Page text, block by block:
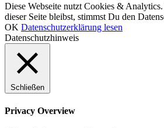
Diese Webseite nutzt Cookies &
dieser Seite bleibst, stimmst Du den
OK Datenschutzerklärung lesen
Datenschutzhinweis
Schließen
Privacy Overview